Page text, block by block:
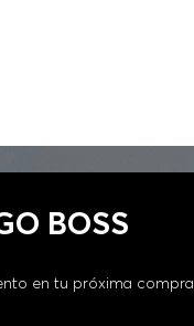
BOSS
en tu próxima compra